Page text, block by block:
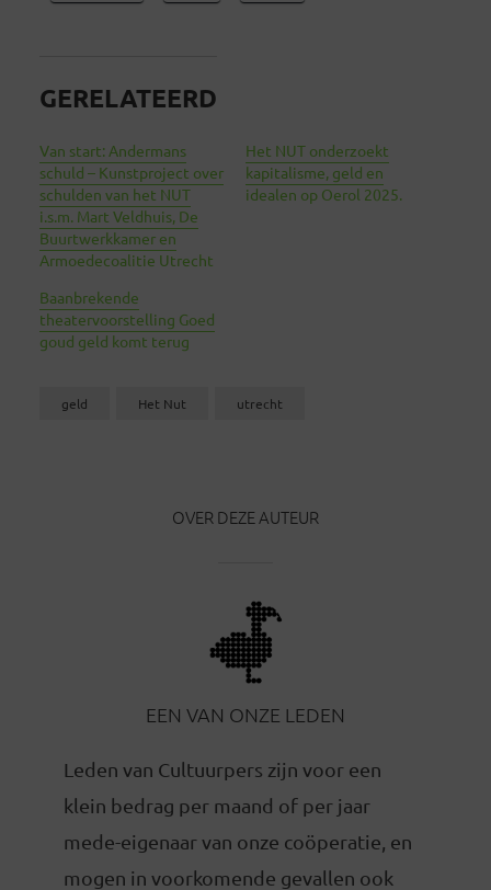
GERELATEERD
Van start: Andermans
schuld – Kunstproject over
schulden van het NUT
i.s.m. Mart Veldhuis, De
Buurtwerkkamer en
Armoedecoalitie Utrecht
Het NUT onderzoekt
kapitalisme, geld en
idealen op Oerol 2025.
Baanbrekende
theatervoorstelling Goed
goud geld komt terug
geld Het Nut utrecht
OVER DEZE AUTEUR
EEN VAN ONZE LEDEN
Leden van Cultuurpers zijn voor een
klein bedrag per maand of per jaar
mede-eigenaar van onze coöperatie, en
mogen in voorkomende gevallen ook